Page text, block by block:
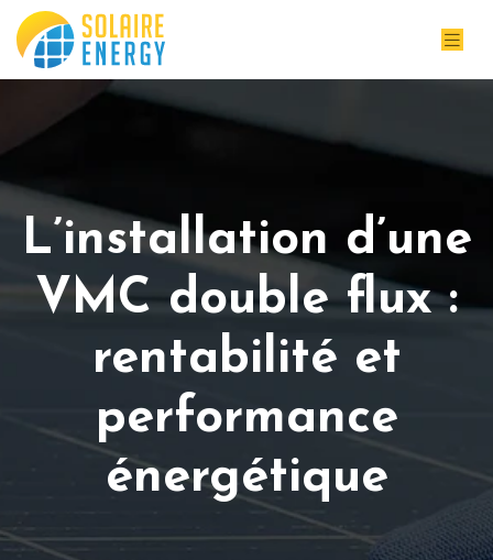
L’installation d’une
VMC double flux :
rentabilité et
performance
énergétique